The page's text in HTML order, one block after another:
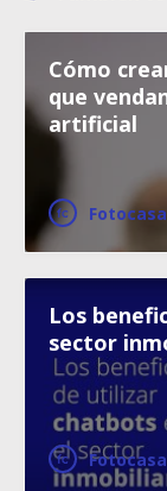
Cómo
que
artificial
Fotocasa
Los
sector
Fotocasa